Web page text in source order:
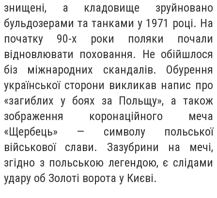
знищені, а кладовище зруйновано
бульдозерами та танками у 1971 році. На
початку 90-х роки поляки почали
відновлювати поховання. Не обійшлося
біз міжнародних скандалів. Обурення
української сторони викликав напис про
«загиблих у боях за Польщу», а також
зображення коронаційного меча
«Щербець» — символу польської
військової слави. Зазубрини на мечі,
згідно з польською легендою, є слідами
удару об Золоті ворота у Києві.